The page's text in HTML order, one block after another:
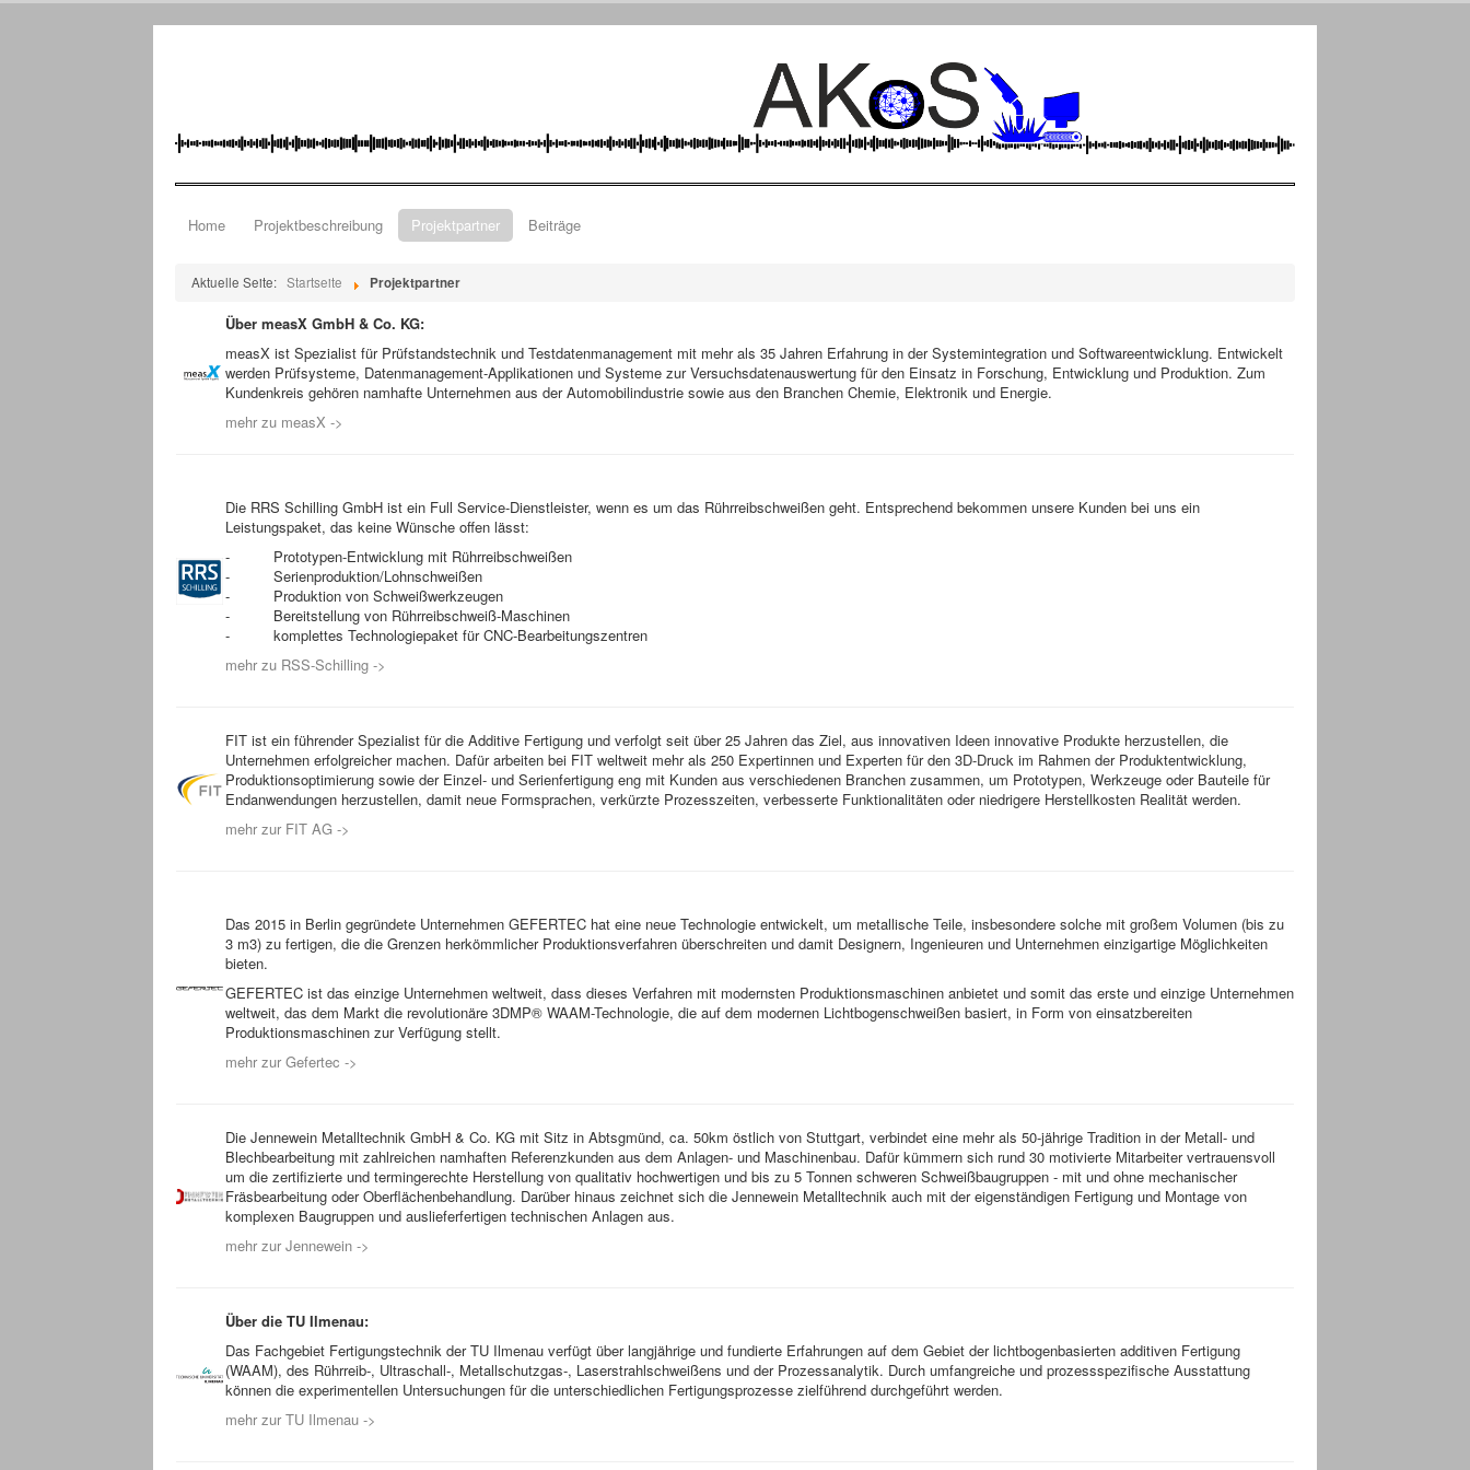
Home Projektbeschreibung Projektpartner Beiträge
Aktuelle Seite: Startseite Projektpartner
Über measX GmbH & Co. KG:
measX ist Spezialist für Prüfstandstechnik und Testdatenmanagement mit mehr als 35 Jahren Erfahrung in der Systemintegration und Softwareentwicklung. Entwickelt
werden Prüfsysteme, Datenmanagement-Applikationen und Systeme zur Versuchsdatenauswertung für den Einsatz in Forschung, Entwicklung und Produktion. Zum
Kundenkreis gehören namhafte Unternehmen aus der Automobilindustrie sowie aus den Branchen Chemie, Elektronik und Energie.
mehr zu measX ->
Die RRS Schilling GmbH ist ein Full Service-Dienstleister, wenn es um das Rührreibschweißen geht. Entsprechend bekommen unsere Kunden bei uns ein
Leistungspaket, das keine Wünsche offen lässt:
- Prototypen-Entwicklung mit Rührreibschweißen
- Serienproduktion/Lohnschweißen
- Produktion von Schweißwerkzeugen
- Bereitstellung von Rührreibschweiß-Maschinen
- komplettes Technologiepaket für CNC-Bearbeitungszentren
mehr zu RSS-Schilling ->
FIT ist ein führender Spezialist für die Additive Fertigung und verfolgt seit über 25 Jahren das Ziel, aus innovativen Ideen innovative Produkte herzustellen, die
Unternehmen erfolgreicher machen. Dafür arbeiten bei FIT weltweit mehr als 250 Expertinnen und Experten für den 3D-Druck im Rahmen der Produktentwicklung,
Produktionsoptimierung sowie der Einzel- und Serienfertigung eng mit Kunden aus verschiedenen Branchen zusammen, um Prototypen, Werkzeuge oder Bauteile für
Endanwendungen herzustellen, damit neue Formsprachen, verkürzte Prozesszeiten, verbesserte Funktionalitäten oder niedrigere Herstellkosten Realität werden.
mehr zur FIT AG ->
Das 2015 in Berlin gegründete Unternehmen GEFERTEC hat eine neue Technologie entwickelt, um metallische Teile, insbesondere solche mit großem Volumen (bis zu
3 m3) zu fertigen, die die Grenzen herkömmlicher Produktionsverfahren überschreiten und damit Designern, Ingenieuren und Unternehmen einzigartige Möglichkeiten
bieten.
GEFERTEC ist das einzige Unternehmen weltweit, dass dieses Verfahren mit modernsten Produktionsmaschinen anbietet und somit das erste und einzige Unternehmen
weltweit, das dem Markt die revolutionäre 3DMP® WAAM-Technologie, die auf dem modernen Lichtbogenschweißen basiert, in Form von einsatzbereiten
Produktionsmaschinen zur Verfügung stellt.
mehr zur Gefertec ->
Die Jennewein Metalltechnik GmbH & Co. KG mit Sitz in Abtsgmünd, ca. 50km östlich von Stuttgart, verbindet eine mehr als 50-jährige Tradition in der Metall- und
Blechbearbeitung mit zahlreichen namhaften Referenzkunden aus dem Anlagen- und Maschinenbau. Dafür kümmern sich rund 30 motivierte Mitarbeiter vertrauensvoll
um die zertifizierte und termingerechte Herstellung von qualitativ hochwertigen und bis zu 5 Tonnen schweren Schweißbaugruppen - mit und ohne mechanischer
Fräsbearbeitung oder Oberflächenbehandlung. Darüber hinaus zeichnet sich die Jennewein Metalltechnik auch mit der eigenständigen Fertigung und Montage von
komplexen Baugruppen und auslieferfertigen technischen Anlagen aus.
mehr zur Jennewein ->
Über die TU Ilmenau:
Das Fachgebiet Fertigungstechnik der TU Ilmenau verfügt über langjährige und fundierte Erfahrungen auf dem Gebiet der lichtbogenbasierten additiven Fertigung
(WAAM), des Rührreib-, Ultraschall-, Metallschutzgas-, Laserstrahlschweißens und der Prozessanalytik. Durch umfangreiche und prozessspezifische Ausstattung
können die experimentellen Untersuchungen für die unterschiedlichen Fertigungsprozesse zielführend durchgeführt werden.
mehr zur TU Ilmenau ->